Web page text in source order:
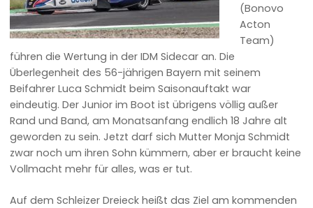
(Bonovo
Acton
Team)
führen die Wertung in der IDM Sidecar an. Die
Überlegenheit des 56-jährigen Bayern mit seinem
Beifahrer Luca Schmidt beim Saisonauftakt war
eindeutig. Der Junior im Boot ist übrigens völlig außer
Rand und Band, am Monatsanfang endlich 18 Jahre alt
geworden zu sein. Jetzt darf sich Mutter Monja Schmidt
zwar noch um ihren Sohn kümmern, aber er braucht keine
Vollmacht mehr für alles, was er tut.
Auf dem Schleizer Dreieck heißt das Ziel am kommenden